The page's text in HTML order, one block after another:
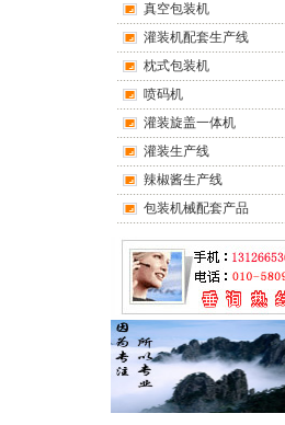
真空包装机
灌装机配套生产线
枕式包装机
喷码机
灌装旋盖一体机
灌装生产线
辣椒酱生产线
包装机械配套产品